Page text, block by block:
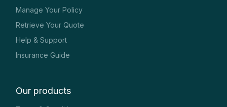
Manage Your Policy
Retrieve Your Quote
Help & Support
Insurance Guide
Our products